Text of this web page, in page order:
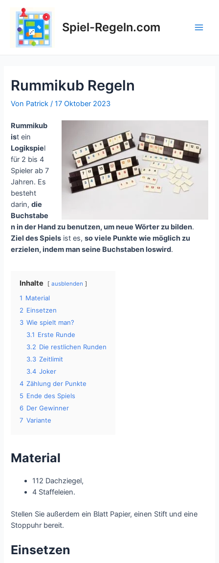
Inhalt
springen
Spiel-Regeln.com
Rummikub Regeln
Von Patrick/17 Oktober 2023
Rummikub
ist ein
Logikspiel
für 2 bis 4
Spieler ab 7
Jahren. Es
besteht
darin,die
Buchstabe
n in der Hand zu benutzen, um neue Wörter zu bilden.
Ziel des Spiels ist es,so viele Punkte wie möglich zu
erzielen, indem man seine Buchstaben loswird.
Inhalte ausblenden
1 Material
2 Einsetzen
3 Wie spielt man?
3.1 Erste Runde
3.2 Die restlichen Runden
3.3 Zeitlimit
3.4 Joker
4 Zählung der Punkte
5 Ende des Spiels
6 Der Gewinner
7 Variante
Material
112 Dachziegel,
4 Staffeleien.
Stellen Sie außerdem ein Blatt Papier, einen Stift und eine
Stoppuhr bereit.
Einsetzen